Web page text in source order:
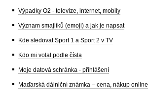
Výpadky O2 - televize, internet, mobily
Význam smajlíků (emoji) a jak je napsat
Kde sledovat Sport 1 a Sport 2 v TV
Kdo mi volal podle čísla
Moje datová schránka - přihlášení
Maďarská dálniční známka – cena, nákup online